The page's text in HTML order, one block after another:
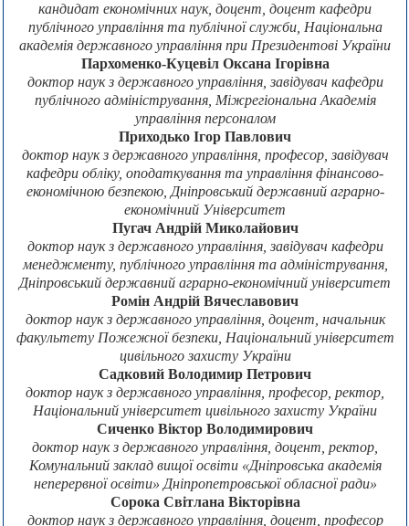
кандидат економічних наук, доцент, доцент кафедри
публічного управління та публічної служби, Національна
академія державного управління при Президентові України
Пархоменко-Куцевіл Оксана Ігорівна
доктор наук з державного управління, завідувач кафедри
публічного адміністрування, Міжрегіональна Академія
управління персоналом
Приходько Ігор Павлович
доктор наук з державного управління, професор, завідувач
кафедри обліку, оподаткування та управління фінансово-
економічною безпекою, Дніпровський державний аграрно-
економічний Університет
Пугач Андрій Миколайович
доктор наук з державного управління, завідувач кафедри
менеджменту, публічного управління та адміністрування,
Дніпровський державний аграрно-економічний університет
Ромін Андрій Вячеславович
доктор наук з державного управління, доцент, начальник
факультету Пожежної безпеки, Національний університет
цивільного захисту України
Садковий Володимир Петрович
доктор наук з державного управління, професор, ректор,
Національний університет цивільного захисту України
Сиченко Віктор Володимирович
доктор наук з державного управління, доцент, ректор,
Комунальний заклад вищої освіти «Дніпровська академія
неперервної освіти» Дніпропетровської обласної ради»
Сорока Світлана Вікторівна
доктор наук з державного управління, доцент, професор